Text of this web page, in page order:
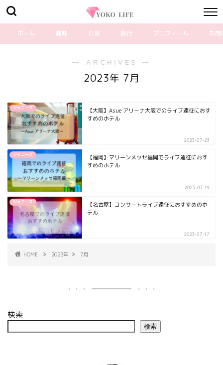
ホーム 趣味 日常 旅行 プロフィール お問
― ARCHIVES ―
2023年 7月
ジャニーズ
【大阪】Asue アリーナ大阪でのライブ遠征におす
すめのホテル
2023-07-23
ジャニーズ
【福岡】マリーンメッセ福岡でライブ遠征におす
すめのホテル
2023-07-19
ジャニーズ
【名古屋】コンサートライブ遠征におすすめのホ
テル
2023-07-17
HOME 2023年 7月
検索
検索